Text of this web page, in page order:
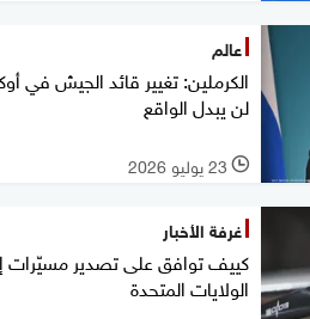
عالم
الكرملين: تغيير قائد الجيش في
لن يبدل الواقع
l 23 يوليو 2026
غرفة الأخبار
كييف توافق على تصدير مسيّرات
الولايات المتحدة